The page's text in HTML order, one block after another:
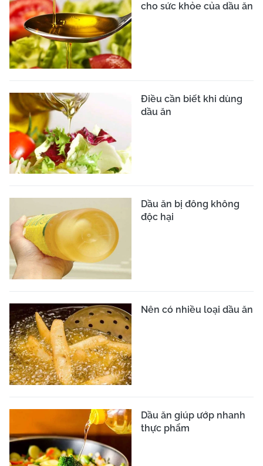
cho sức khỏe của dầu ăn
Điều cần biết khi dùng
dầu ăn
Dầu ăn bị đông không
độc hại
Nên có nhiều loại dầu ăn
Dầu ăn giúp ướp nhanh
thực phẩm